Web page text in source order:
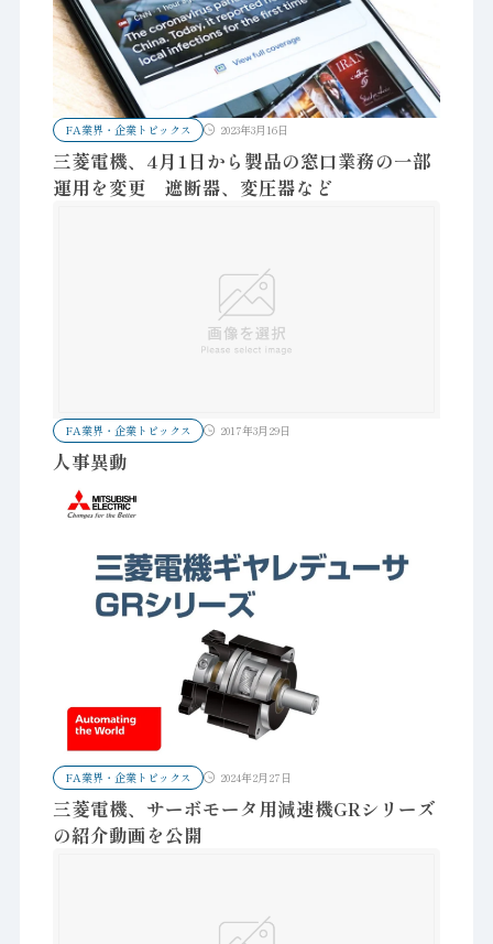
FA業界・企業トピックス 2023年3月16日
三菱電機、4月1日から製品の窓口業務の一部
運用を変更 遮断器、変圧器など
FA業界・企業トピックス 2017年3月29日
人事異動
FA業界・企業トピックス 2024年2月27日
三菱電機、サーボモータ用減速機GRシリーズ
の紹介動画を公開